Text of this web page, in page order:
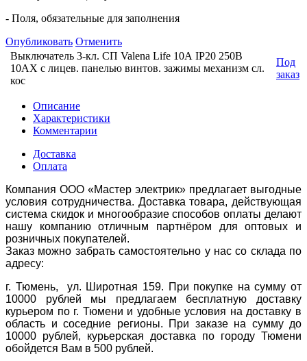
- Поля, обязательные для заполнения
Опубликовать Отменить
Выключатель 3-кл. СП Valena Life 10А IP20 250В
10AX с лицев. панелью винтов. зажимы механизм сл.
кос
Под
заказ
Описание
Характеристики
Комментарии
Доставка
Оплата
Компания ООО «Мастер электрик» предлагает выгодные
условия сотрудничества. Доставка товара, действующая
система скидок и многообразие способов оплаты делают
нашу компанию отличным партнёром для оптовых и
розничных покупателей.
Заказ можно забрать самостоятельно у нас со склада по
адресу:
г. Тюмень, ул. Широтная 159. При покупке на сумму от
10000 рублей мы предлагаем бесплатную доставку
курьером по г. Тюмени и удобные условия на доставку в
область и соседние регионы. При заказе на сумму до
10000 рублей, курьерская доставка по городу Тюмени
обойдется Вам в 500 рублей.